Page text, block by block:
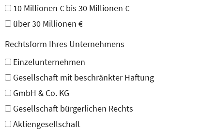
10 Millionen € bis 30 Millionen €
über 30 Millionen €
Rechtsform Ihres Unternehmens
Einzelunternehmen
Gesellschaft mit beschränkter Haftung
GmbH & Co. KG
Gesellschaft bürgerlichen Rechts
Aktiengesellschaft